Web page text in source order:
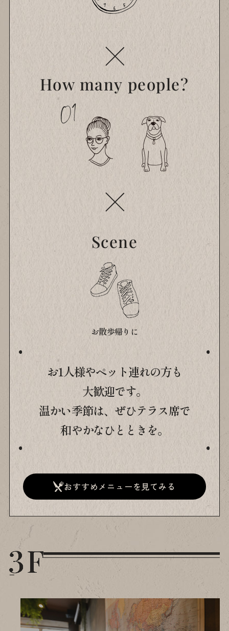
How many people?
Scene
お散歩帰りに
お1人様やペット連れの方も
大歓迎です。
温かい季節は、ぜひテラス席で
和やかなひとときを。
おすすめメニューを見てみる